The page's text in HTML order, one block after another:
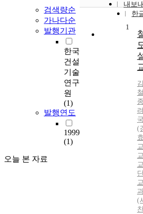
검색량순
가나다순
발행기관
한국
건설
기술
연구
원
(1)
발행연도
1999
(1)
오늘 본 자료
내보
한
1
종
(
효
(